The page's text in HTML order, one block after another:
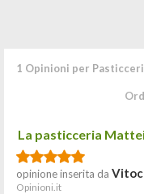
1 Opinioni per
La pasticceria
opinione inserita da
Opinioni.it